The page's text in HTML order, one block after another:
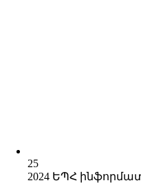
25
2024 ԵՊՀ